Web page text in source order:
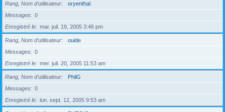
Rang, Nom d’utilisateur
oryenthal
Messages
0
Enregistré le
mar. juil. 19, 2005 3:46 pm
Rang, Nom d’utilisateur
ouide
Messages
0
Enregistré le
mer. juil. 20, 2005 11:53 am
Rang, Nom d’utilisateur
PhilG
Messages
0
Enregistré le
lun. sept. 12, 2005 9:53 am